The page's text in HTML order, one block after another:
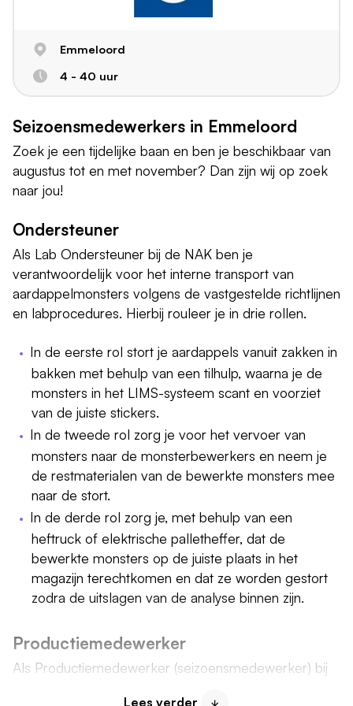
Emmeloord
4 - 40 uur
Seizoensmedewerkers in Emmeloord
Zoek je een tijdelijke baan en ben je beschikbaar van
augustus tot en met november? Dan zijn wij op zoek
naar jou!
Ondersteuner
Als Lab Ondersteuner bij de NAK ben je
verantwoordelijk voor het interne transport van
aardappelmonsters volgens de vastgestelde richtlijnen
en labprocedures. Hierbij rouleer je in drie rollen.
In de eerste rol stort je aardappels vanuit zakken in
bakken met behulp van een tilhulp, waarna je de
monsters in het LIMS-systeem scant en voorziet
van de juiste stickers.
In de tweede rol zorg je voor het vervoer van
monsters naar de monsterbewerkers en neem je
de restmaterialen van de bewerkte monsters mee
naar de stort.
In de derde rol zorg je, met behulp van een
heftruck of elektrische palletheffer, dat de
bewerkte monsters op de juiste plaats in het
magazijn terechtkomen en dat ze worden gestort
zodra de uitslagen van de analyse binnen zijn.
Productiemedewerker
Als Productiemedewerker (seizoensmedewerker) bij
Lees verder